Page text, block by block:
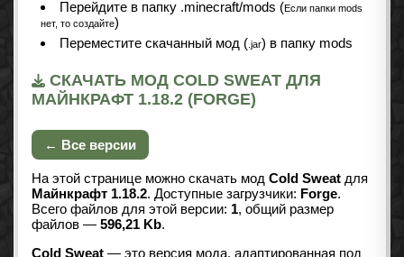
Перейдите в папку .minecraft/mods (Если папки mods
нет, то создайте)
Переместите скачанный мод ( .jar) в папку mods
СКАЧАТЬ МОД COLD SWEAT ДЛЯ
МАЙНКРАФТ 1.18.2 (FORGE)
← Все версии
На этой странице можно скачать мод Cold Sweat для
Майнкрафт 1.18.2. Доступные загрузчики: Forge.
Всего файлов для этой версии: 1, общий размер
файлов — 596,21 Kb.
Cold Sweat — это версия мода, адаптированная под